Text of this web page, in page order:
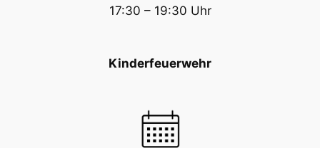
17:30 – 19:30 Uhr
Kinderfeuerwehr